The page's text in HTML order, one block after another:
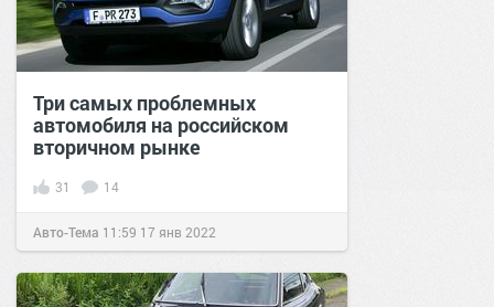
Три самых проблемных
автомобиля на российском
вторичном рынке
31 14
Авто-Тема 11:59 17 янв 2022